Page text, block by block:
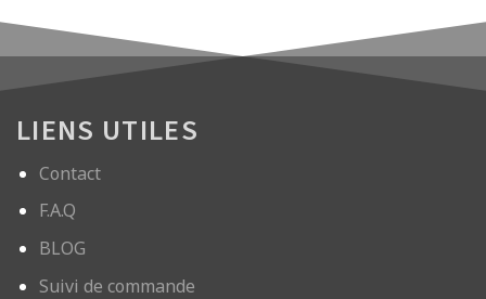
LIENS UTILES
Contact
F.A.Q
BLOG
Suivi de commande